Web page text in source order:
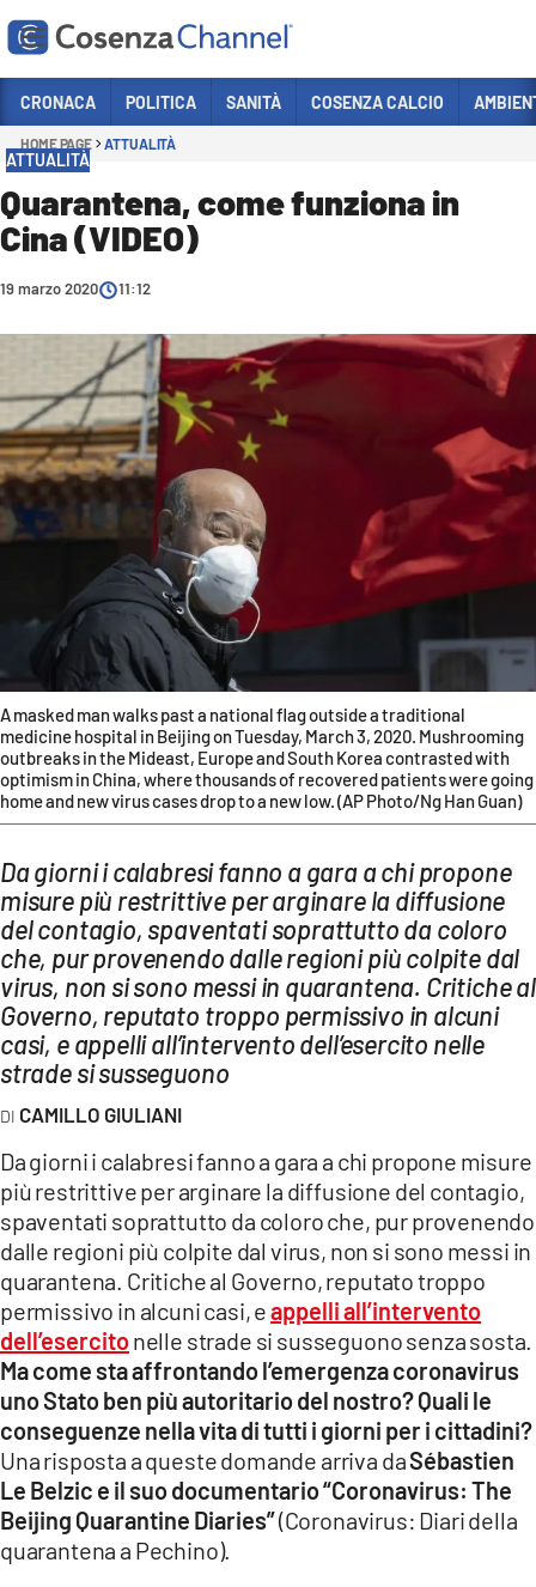
Sezioni
POLITICA
ITALIA MONDO
SANITÀ
SPORT
CULTURA
AMBIENTE
Streaming
LAC TV
LAC NETWORK
LAC ONAIR
LaC
Network
LACTV.IT
LACONAIR.IT
LACITYMAG.IT
ILREGGINO.IT
COSENZACHANNEL.IT
ILVIBONESE.IT
CATANZAROCHANNEL.IT
LACAPITALENEWS.IT
App
ANDROID
APPLE
CRONACA POLITICA SANITÀ COSENZA CALCIO
HOME PAGE ATTUALITÀ
ATTUALITÀ
Quarantena, come funziona in
Cina (VIDEO)
A masked man walks past a national flag outside a traditional
medicine hospital in Beijing on Tuesday, March 3, 2020. Mushrooming
outbreaks in the Mideast, Europe and South Korea contrasted with
optimism in China, where thousands of recovered patients were going
home and new virus cases drop to a new low. (AP Photo/Ng Han Guan)
19 marzo 2020 11:12
Da giorni i calabresi fanno a gara a chi propone
misure più restrittive per arginare la diffusione
del contagio, spaventati soprattutto da coloro
che, pur provenendo dalle regioni più colpite dal
virus, non si sono messi in quarantena. Critiche al
Governo, reputato troppo permissivo in alcuni
casi, e appelli all’intervento dell’esercito nelle
strade si susseguono
CAMILLO GIULIANI
Da giorni i calabresi fanno a gara a chi propone misure
più restrittive per arginare la diffusione del contagio,
spaventati soprattutto da coloro che, pur provenendo
dalle regioni più colpite dal virus, non si sono messi in
quarantena. Critiche al Governo, reputato troppo
permissivo in alcuni casi, eappelli all’intervento
dell’esercitonelle strade si susseguono senza sosta.
Ma come sta affrontando l’emergenza coronavirus
uno Stato ben più autoritario del nostro? Quali le
conseguenze nella vita di tutti i giorni per i cittadini?
Una risposta a queste domande arriva daSébastien
Le Belzic e il suo documentario “Coronavirus: The
Beijing Quarantine Diaries”(Coronavirus: Diari della
quarantena a Pechino).